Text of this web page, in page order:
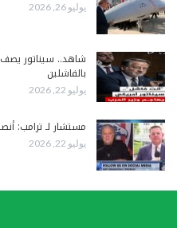
يوليو 26, 2026
شاهد.. سيناتور يصف
بالفاشلين
يوليو 22, 2026
مستشار لـ ترامب:
يوليو 22, 2026